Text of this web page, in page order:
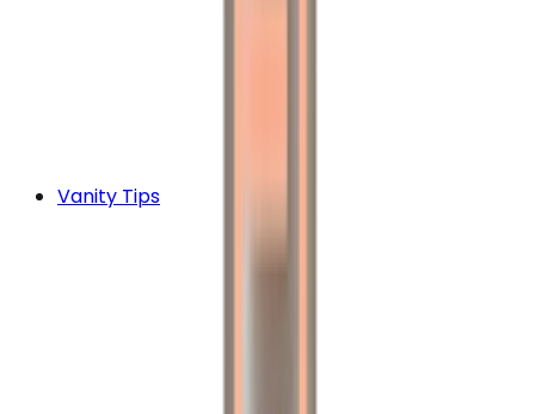
Vanity Tips